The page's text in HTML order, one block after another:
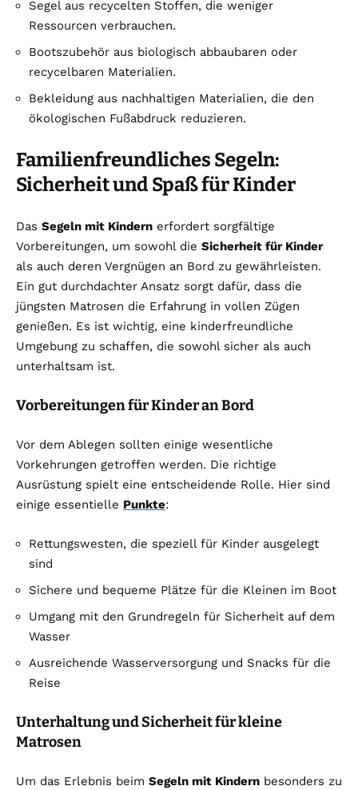
Segel aus recycelten Stoffen, die weniger
Ressourcen verbrauchen.
Bootszubehör aus biologisch abbaubaren oder
recycelbaren Materialien.
Bekleidung aus nachhaltigen Materialien, die den
ökologischen Fußabdruck reduzieren.
Familienfreundliches Segeln:
Sicherheit und Spaß für Kinder
Das Segeln mit Kindern erfordert sorgfältige
Vorbereitungen, um sowohl die Sicherheit für Kinder
als auch deren Vergnügen an Bord zu gewährleisten.
Ein gut durchdachter Ansatz sorgt dafür, dass die
jüngsten Matrosen die Erfahrung in vollen Zügen
genießen. Es ist wichtig, eine kinderfreundliche
Umgebung zu schaffen, die sowohl sicher als auch
unterhaltsam ist.
Vorbereitungen für Kinder an Bord
Vor dem Ablegen sollten einige wesentliche
Vorkehrungen getroffen werden. Die richtige
Ausrüstung spielt eine entscheidende Rolle. Hier sind
einige essentielle Punkte:
Rettungswesten, die speziell für Kinder ausgelegt
sind
Sichere und bequeme Plätze für die Kleinen im Boot
Umgang mit den Grundregeln für Sicherheit auf dem
Wasser
Ausreichende Wasserversorgung und Snacks für die
Reise
Unterhaltung und Sicherheit für kleine
Matrosen
Um das Erlebnis beim Segeln mit Kindern besonders zu